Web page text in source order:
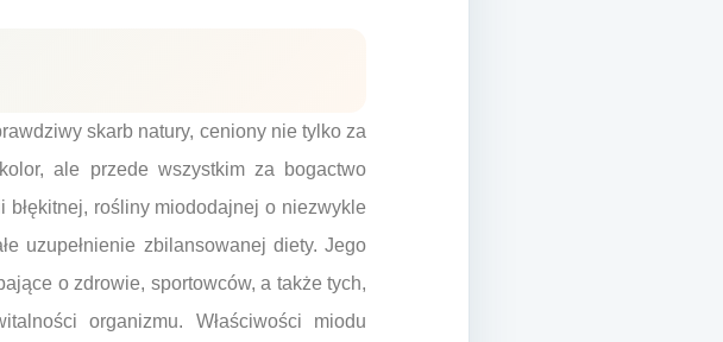
skarb natury, ceniony nie tylko za
ale przede wszystkim za bogactwo
rośliny miododajnej o niezwykle
uzupełnienie zbilansowanej diety. Jego
o zdrowie, sportowców, a także tych,
organizmu. Właściwości miodu